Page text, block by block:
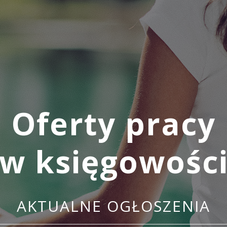
Oferty pracy
AKTUALNE OGŁOSZENIA